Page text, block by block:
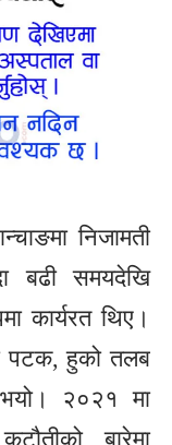
निजामती
बढी समयदेखि
कार्यरत थिए।
पटक, हुको तलब
भयो। २०२१ मा
बारेमा